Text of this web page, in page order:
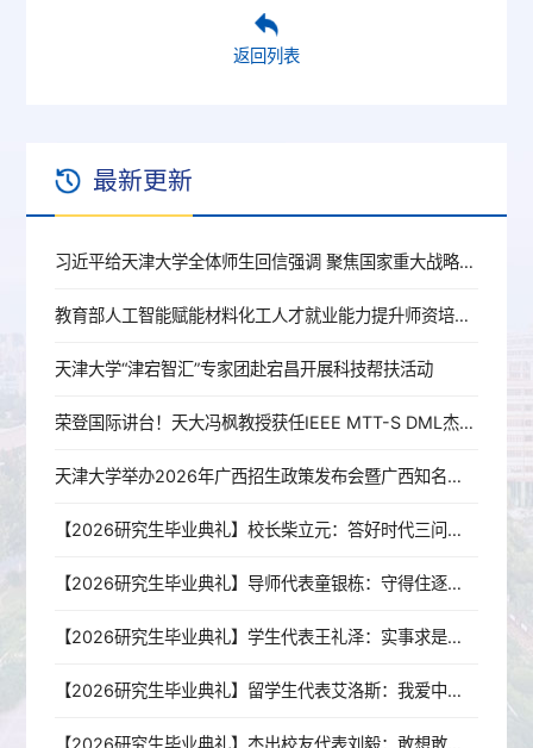
返回列表
最新更新
习近平给天津大学全体师生回信强调 聚焦国家重大战略需求提高人才培养质量 更好服务经济社会发展
教育部人工智能赋能材料化工人才就业能力提升师资培训班在天津大学成功举办
天津大学“津宕智汇”专家团赴宕昌开展科技帮扶活动
荣登国际讲台！天大冯枫教授获任IEEE MTT-S DML杰出微波讲师
天津大学举办2026年广西招生政策发布会暨广西知名中学校长论坛
【2026研究生毕业典礼】校长柴立元：答好时代三问，奔赴强国新程
【2026研究生毕业典礼】导师代表童银栋：守得住逐梦的初心，扛得起山河的责任
【2026研究生毕业典礼】学生代表王礼泽：实事求是铸初心，青春报国赴山海
【2026研究生毕业典礼】留学生代表艾洛斯：我爱中国，我爱天津，我爱天大！
【2026研究生毕业典礼】杰出校友代表刘毅：敢想敢干，是一辈子的事